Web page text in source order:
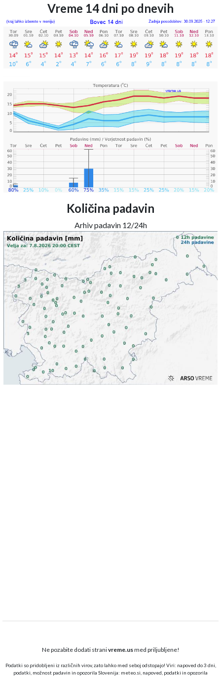
Vreme 14 dni po dnevih
Količina padavin
Arhiv padavin 12/24h
Ne pozabite dodati stranivreme.usmed priljubljene!
Podatki so pridobljeni iz različnih virov, zato lahko med seboj odstopajo! Viri: napoved do 3 dni,
podatki, možnost padavin in opozorila Slovenija: meteo.si, napoved, podatki in opozorila